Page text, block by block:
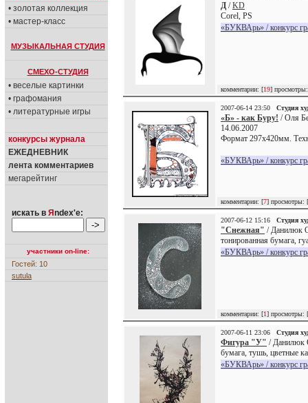
• золотая коллекция
• мастер-класс
МУЗЫКАЛЬНАЯ СТУДИЯ
СМЕХО-СТУДИЯ
• веселые картинки
• графомания
• литературные игры
конкурсы журнала
ЕЖЕДНЕВНИК
лента комментариев
мегарейтинг
искать в Я ndex'е:
участники on-line:
Гостей: 10
sutula
Д /KD
Corel, PS
«БУКВАрь» / конкурс
комментарии: [19]
2007-06-14 23:50 Студия
«Б» - как Буру! / Оля
14.06.2007
Формат 297х420мм.
«БУКВАрь» / конкурс
комментарии: [7] просмотры: [
2007-06-12 15:16 Студия
"Снежная" / Данилюк
тонированная бумага,
«БУКВАрь» / конкурс
комментарии: [1] просмотры: [
2007-06-11 23:06 Студия
Фигура "У" / Данилюк
бумага, тушь, цветные
«БУКВАрь» / конкурс